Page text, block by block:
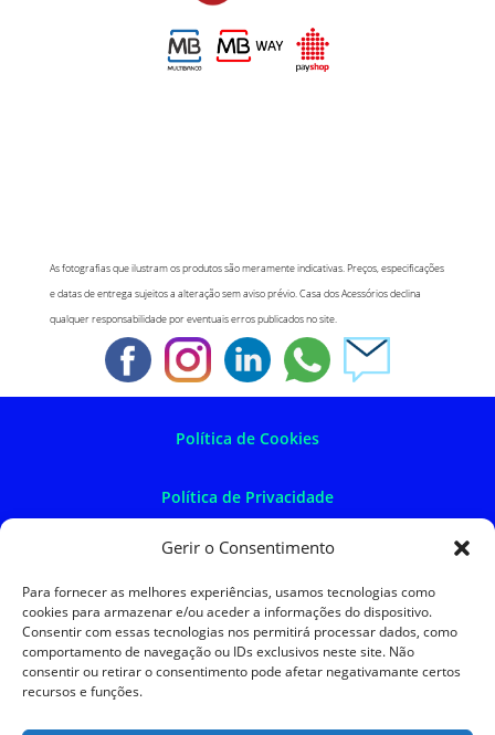
Gerir o Consentimento
Para fornecer as melhores experiências, usamos tecnologias como
cookies para armazenar e/ou aceder a informações do dispositivo.
Consentir com essas tecnologias nos permitirá processar dados, como
comportamento de navegação ou IDs exclusivos neste site. Não
consentir ou retirar o consentimento pode afetar negativamante certos
recursos e funções.
As fotografias que ilustram os produtos são meramente indicativas. Preços, especificações
e datas de entrega sujeitos a alteração sem aviso prévio. Casa dos Acessórios declina
qualquer responsabilidade por eventuais erros publicados no site.
Política de Cookies
Política de Privacidade
Política de Devoluções
Termos e Condições
Resolução de Litígios